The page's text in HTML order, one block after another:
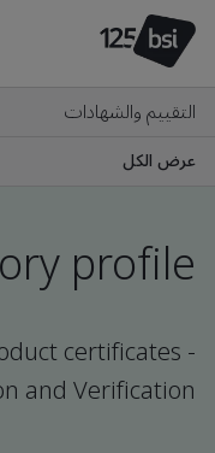
التقييم والشهادات
عرض الكل
profile
certificates -
and Verification